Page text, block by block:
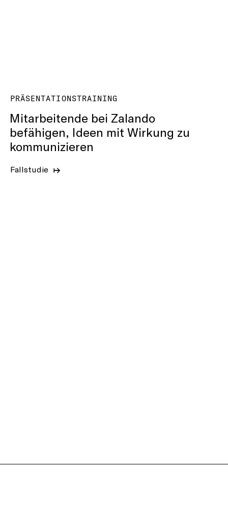
PRÄSENTATIONSTRAINING
Mitarbeitende bei Zalando
befähigen, Ideen mit Wirkung zu
kommunizieren
Fallstudie